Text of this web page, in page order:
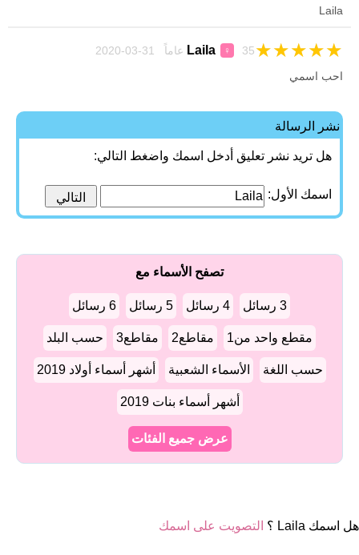
Laila
Laila ♀ 35 عاماً 31-03-2020 ★
★
★
★
★
احب اسمي
نشر الرسالة
هل تريد نشر تعليق أدخل اسمك واضغط التالي:
اسمك الأول:
تصفح الأسماء مع
3 رسائل 4 رسائل 5 رسائل 6 رسائل
مقطع واحد من1 مقاطع2 مقاطع3 حسب البلد
حسب اللغة الأسماء الشعبية أشهر أسماء أولاد 2019
أشهر أسماء بنات 2019
عرض جميع الفئات
هل اسمك Laila ؟ التصويت على اسمك